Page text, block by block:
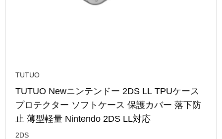
TUTUO
TUTUO Newニンテンドー 2DS LL TPUケース
プロテクター ソフトケース 保護カバー 落下防
止 薄型軽量 Nintendo 2DS LL対応
2DS